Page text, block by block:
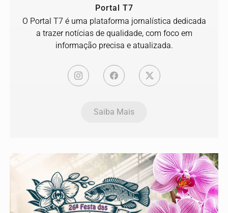
Portal T7
O Portal T7 é uma plataforma jornalística dedicada
a trazer notícias de qualidade, com foco em
informação precisa e atualizada.
Saiba Mais